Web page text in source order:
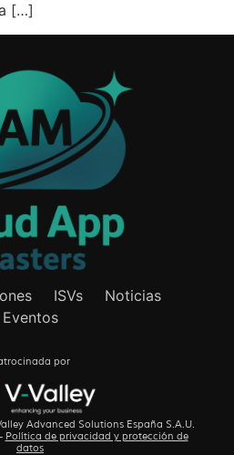
[…]
ISVs
Noticias
Eventos
por
Advanced Solutions España S.A.U.
Política de privacidad y protección de
datos